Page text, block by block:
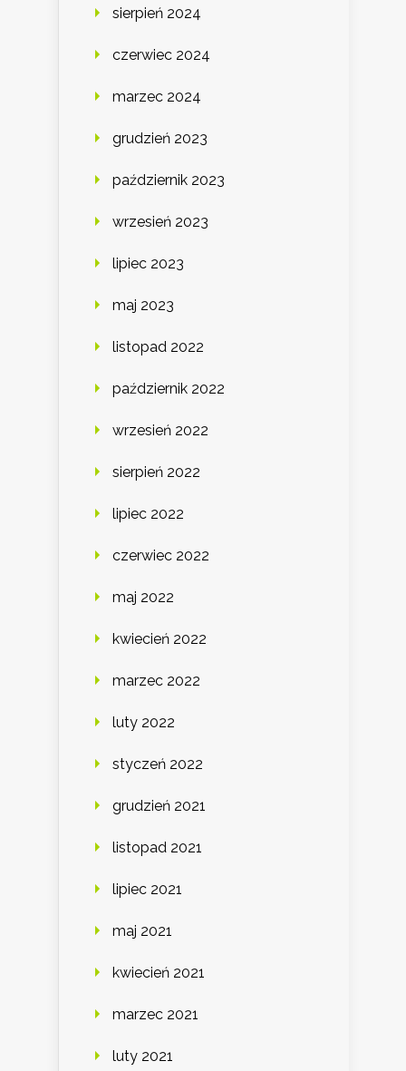
sierpień 2024
czerwiec 2024
marzec 2024
grudzień 2023
październik 2023
wrzesień 2023
lipiec 2023
maj 2023
listopad 2022
październik 2022
wrzesień 2022
sierpień 2022
lipiec 2022
czerwiec 2022
maj 2022
kwiecień 2022
marzec 2022
luty 2022
styczeń 2022
grudzień 2021
listopad 2021
lipiec 2021
maj 2021
kwiecień 2021
marzec 2021
luty 2021